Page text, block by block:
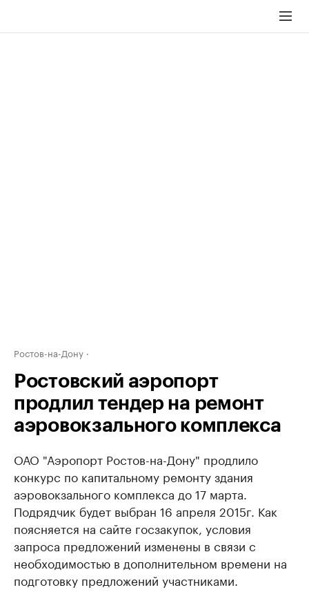
Ростов-на-Дону
Ростовский аэропорт
продлил тендер на ремонт
аэровокзального комплекса
ОАО "Аэропорт Ростов-на-Дону" продлило
конкурс по капитальному ремонту здания
аэровокзального комплекса до 17 марта.
Подрядчик будет выбран 16 апреля 2015г. Как
поясняется на сайте госзакупок, условия
запроса предложений изменены в связи с
необходимостью в дополнительном времени на
подготовку предложений участниками.